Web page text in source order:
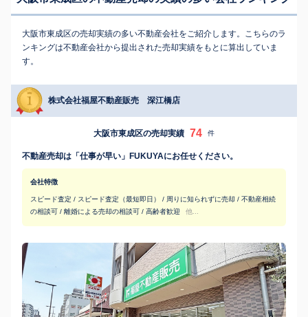
大阪市東成区の売却実績の多い不動産会社をご紹介します。こちらのラ
ンキングは不動産会社から提出された売却実績をもとに算出していま
す。
株式会社福屋不動産販売 深江橋店
大阪市東成区の売却実績 74 件
不動産売却は「仕事が早い」FUKUYAにお任せください。
会社特徴
スピード査定 / スピード査定（最短即日） / 周りに知られずに売却 / 不動産相続
の相談可 / 離婚による売却の相談可 / 高齢者歓迎
他...